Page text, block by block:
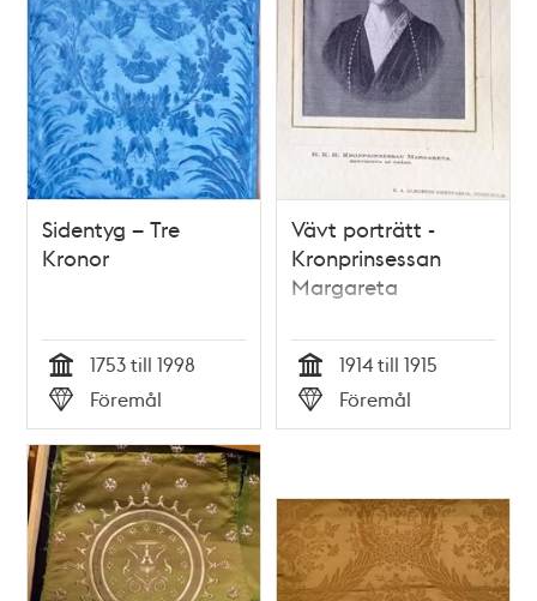
Sidentyg – Tre
Kronor
Tid
1753 till 1998
Typ
Föremål
Vävt porträtt -
Kronprinsessan
Margareta
Tid
1914 till 1915
Typ
Föremål